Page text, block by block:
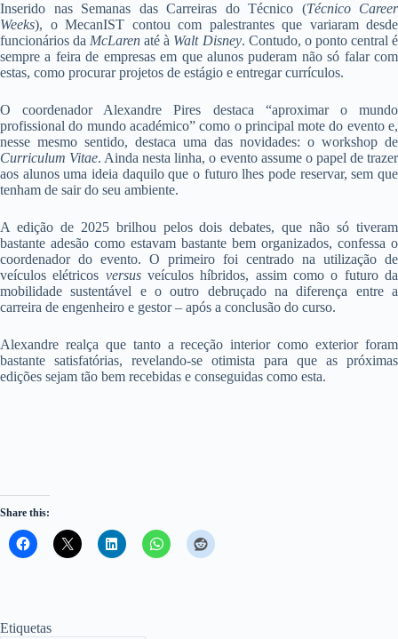
Inserido nas Semanas das Carreiras do Técnico (Técnico Career
Weeks), o MecanIST contou com palestrantes que variaram desde
funcionários da McLaren até à Walt Disney. Contudo, o ponto central é
sempre a feira de empresas em que alunos puderam não só falar com
estas, como procurar projetos de estágio e entregar currículos.
O coordenador Alexandre Pires destaca “aproximar o mundo
profissional do mundo académico” como o principal mote do evento e,
nesse mesmo sentido, destaca uma das novidades: o workshop de
Curriculum Vitae. Ainda nesta linha, o evento assume o papel de trazer
aos alunos uma ideia daquilo que o futuro lhes pode reservar, sem que
tenham de sair do seu ambiente.
A edição de 2025 brilhou pelos dois debates, que não só tiveram
bastante adesão como estavam bastante bem organizados, confessa o
coordenador do evento. O primeiro foi centrado na utilização de
veículos elétricos versusveículos híbridos, assim como o futuro da
mobilidade sustentável e o outro debruçado na diferença entre a
carreira de engenheiro e gestor – após a conclusão do curso.
Alexandre realça que tanto a receção interior como exterior foram
bastante satisfatórias, revelando-se otimista para que as próximas
edições sejam tão bem recebidas e conseguidas como esta.
Share this:
Etiquetas